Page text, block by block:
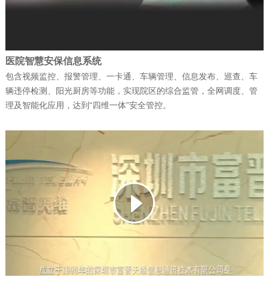
军队资产管理变革：从“静态账本”到“动态
公司新闻 | 2026-02-07
捷报！富晋天维连续中标两个军队核心信
公司新闻| 2026-01-13
武警综合指挥信息化平台成功试运行
公司新闻| 2026-01-12
科技赋能强军 ——深圳富晋天维信息通讯
技术有限公司承建解放…
医院智慧安保信息系统
包含视频监控、报警管理、一卡通、车辆管理、信息发布、巡查、车
辆违停检测、阳光厨房等功能，实现院区的综合监管，全网调度、管
理及智能化应用，达到“四维一体”安全管控。